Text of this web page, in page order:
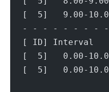
[  5]   9.00-
- - - - - - - -
[ ID] Interval
[  5]   0.00-
[  5]   0.00-